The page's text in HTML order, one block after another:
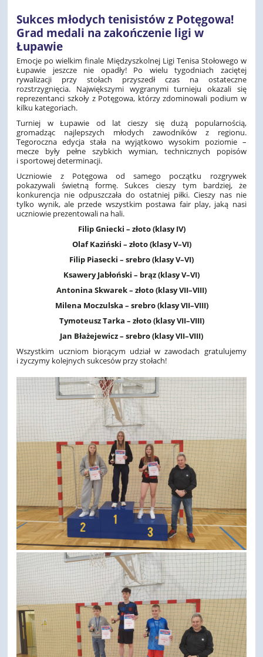
Sukces młodych tenisistów z Potęgowa!
Grad medali na zakończenie ligi w
Łupawie
Emocje po wielkim finale Międzyszkolnej Ligi Tenisa Stołowego w
Łupawie jeszcze nie opadły! Po wielu tygodniach zaciętej
rywalizacji przy stołach przyszedł czas na ostateczne
rozstrzygnięcia. Największymi wygranymi turnieju okazali się
reprezentanci szkoły z Potęgowa, którzy zdominowali podium w
kilku kategoriach.
Turniej w Łupawie od lat cieszy się dużą popularnością,
gromadząc najlepszych młodych zawodników z regionu.
Tegoroczna edycja stała na wyjątkowo wysokim poziomie –
mecze były pełne szybkich wymian, technicznych popisów
i sportowej determinacji.
Uczniowie z Potęgowa od samego początku rozgrywek
pokazywali świetną formę. Sukces cieszy tym bardziej, że
konkurencja nie odpuszczała do ostatniej piłki. Cieszy nas nie
tylko wynik, ale przede wszystkim postawa fair play, jaką nasi
uczniowie prezentowali na hali.
Filip Gniecki – złoto (klasy IV)
Olaf Kaziński – złoto (klasy V–VI)
Filip Piasecki – srebro (klasy V–VI)
Ksawery Jabłoński – brąz (klasy V–VI)
Antonina Skwarek – złoto (klasy VII–VIII)
Milena Moczulska – srebro (klasy VII–VIII)
Tymoteusz Tarka – złoto (klasy VII–VIII)
Jan Błażejewicz – srebro (klasy VII–VIII)
Wszystkim uczniom biorącym udział w zawodach gratulujemy
i życzymy kolejnych sukcesów przy stołach!